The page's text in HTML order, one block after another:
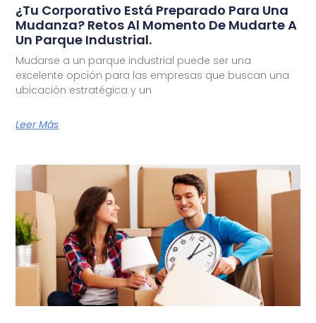
¿Tu Corporativo Está Preparado Para Una
Mudanza? Retos Al Momento De Mudarte A
Un Parque Industrial.
Mudarse a un parque industrial puede ser una
excelente opción para las empresas que buscan una
ubicación estratégica y un
Leer Más